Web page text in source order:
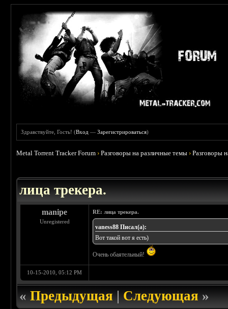
Здравствуйте, Гость! (Вход —Зарегистрироваться)
Metal Torrent Tracker Forum ›Разговоры на различные темы ›Разговоры
лица трекера.
manipe
Unregistered
RE: лица трекера.
vaness88 Писал(а):
Вот такой вот я есть)
Очень обаятельный!
10-15-2010, 05:12 PM
«Предыдущая|Следующая»